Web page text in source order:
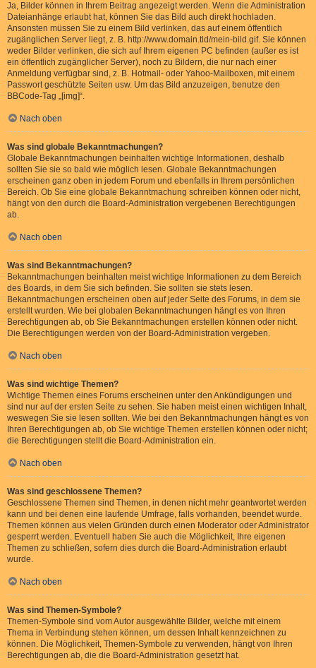
Ja, Bilder können in Ihrem Beitrag angezeigt werden. Wenn die Administration
Dateianhänge erlaubt hat, können Sie das Bild auch direkt hochladen.
Ansonsten müssen Sie zu einem Bild verlinken, das auf einem öffentlich
zugänglichen Server liegt, z. B. http://www.domain.tld/mein-bild.gif. Sie können
weder Bilder verlinken, die sich auf Ihrem eigenen PC befinden (außer es ist
ein öffentlich zugänglicher Server), noch zu Bildern, die nur nach einer
Anmeldung verfügbar sind, z. B. Hotmail- oder Yahoo-Mailboxen, mit einem
Passwort geschützte Seiten usw. Um das Bild anzuzeigen, benutze den
BBCode-Tag „[img]“.
Nach oben
Was sind globale Bekanntmachungen?
Globale Bekanntmachungen beinhalten wichtige Informationen, deshalb
sollten Sie sie so bald wie möglich lesen. Globale Bekanntmachungen
erscheinen ganz oben in jedem Forum und ebenfalls in Ihrem persönlichen
Bereich. Ob Sie eine globale Bekanntmachung schreiben können oder nicht,
hängt von den durch die Board-Administration vergebenen Berechtigungen
ab.
Nach oben
Was sind Bekanntmachungen?
Bekanntmachungen beinhalten meist wichtige Informationen zu dem Bereich
des Boards, in dem Sie sich befinden. Sie sollten sie stets lesen.
Bekanntmachungen erscheinen oben auf jeder Seite des Forums, in dem sie
erstellt wurden. Wie bei globalen Bekanntmachungen hängt es von Ihren
Berechtigungen ab, ob Sie Bekanntmachungen erstellen können oder nicht.
Die Berechtigungen werden von der Board-Administration vergeben.
Nach oben
Was sind wichtige Themen?
Wichtige Themen eines Forums erscheinen unter den Ankündigungen und
sind nur auf der ersten Seite zu sehen. Sie haben meist einen wichtigen Inhalt,
weswegen Sie sie lesen sollten. Wie bei den Bekanntmachungen hängt es von
Ihren Berechtigungen ab, ob Sie wichtige Themen erstellen können oder nicht;
die Berechtigungen stellt die Board-Administration ein.
Nach oben
Was sind geschlossene Themen?
Geschlossene Themen sind Themen, in denen nicht mehr geantwortet werden
kann und bei denen eine laufende Umfrage, falls vorhanden, beendet wurde.
Themen können aus vielen Gründen durch einen Moderator oder Administrator
gesperrt werden. Eventuell haben Sie auch die Möglichkeit, Ihre eigenen
Themen zu schließen, sofern dies durch die Board-Administration erlaubt
wurde.
Nach oben
Was sind Themen-Symbole?
Themen-Symbole sind vom Autor ausgewählte Bilder, welche mit einem
Thema in Verbindung stehen können, um dessen Inhalt kennzeichnen zu
können. Die Möglichkeit, Themen-Symbole zu verwenden, hängt von Ihren
Berechtigungen ab, die die Board-Administration gesetzt hat.